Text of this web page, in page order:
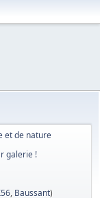
et de nature
galerie !
, Baussant)